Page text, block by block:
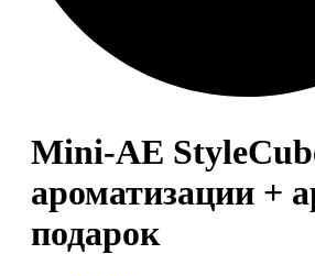
Mini-AE
ароматизации +
подарок